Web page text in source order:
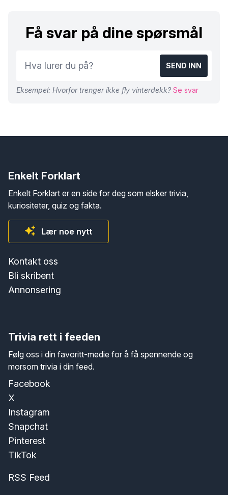
Få svar på dine spørsmål
SEND INN
Eksempel: Hvorfor trenger ikke fly vinterdekk? Se svar
Enkelt Forklart
Enkelt Forklart er en side for deg som elsker trivia,
kuriositeter, quiz og fakta.
Lær noe nytt
Kontakt oss
Bli skribent
Annonsering
Trivia rett i feeden
Følg oss i din favoritt-medie for å få spennende og
morsom trivia i din feed.
Facebook
X
Instagram
Snapchat
Pinterest
TikTok
RSS Feed